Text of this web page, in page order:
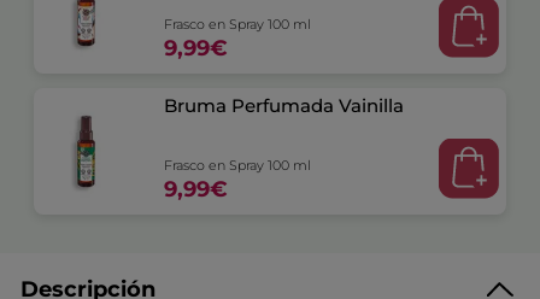
Frasco en Spray 100 ml
9,99€
Bruma Perfumada Vainilla
Frasco en Spray 100 ml
9,99€
Descripción